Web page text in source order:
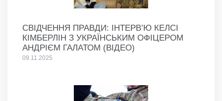
СВІДЧЕННЯ ПРАВДИ: ІНТЕРВ’Ю КЕЛСІ
КІМБЕРЛІН З УКРАЇНСЬКИМ ОФІЦЕРОМ
АНДРІЄМ ГАЛАТОМ (ВІДЕО)
09.11.2025